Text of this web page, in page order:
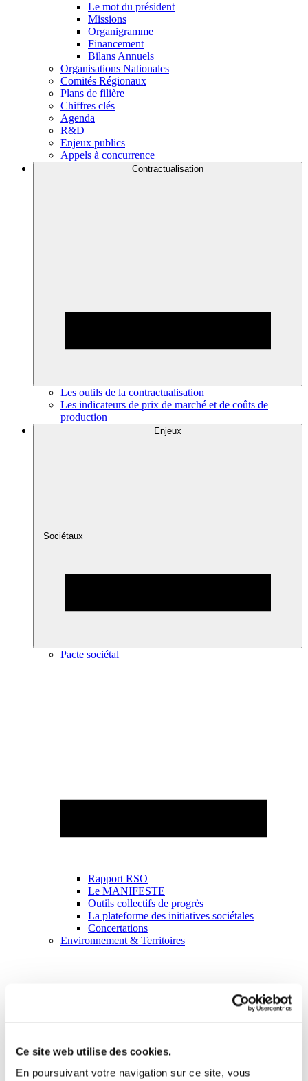
Ce site web utilise des cookies.
En poursuivant votre navigation sur ce site, vous
Le mot du président
Missions
Organigramme
Financement
Bilans Annuels
Organisations Nationales
Comités Régionaux
Plans de filière
Chiffres clés
Agenda
R&D
Enjeux publics
Appels à concurrence
Contractualisation
Les outils de la contractualisation
Les indicateurs de prix de marché et de coûts de
production
Enjeux
Sociétaux
Pacte sociétal
Rapport RSO
Le MANIFESTE
Outils collectifs de progrès
La plateforme des initiatives sociétales
Concertations
Environnement & Territoires